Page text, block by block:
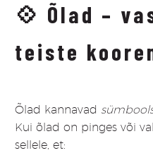
💠 Õlad –
teiste
Õlad kannavad
Kui õlad on pinges või
sellele, et: